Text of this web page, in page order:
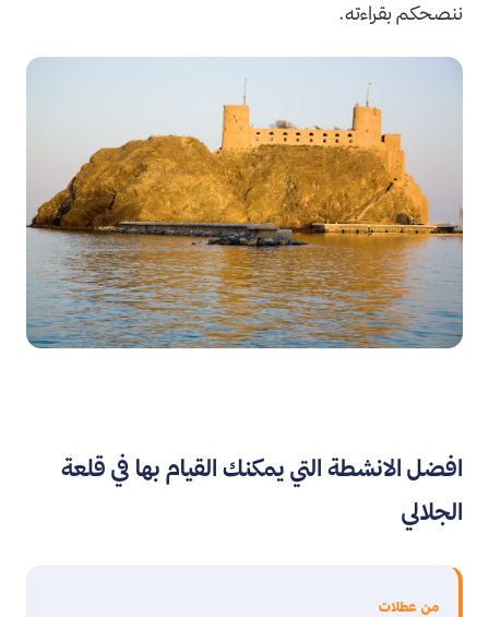
ننصحكم بقراءته.
افضل الانشطة التي يمكنك القيام بها في قلعة
الجلالي
من عطلات